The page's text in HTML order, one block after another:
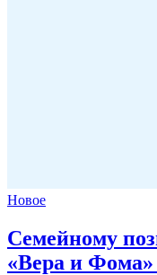
Новое
Семейному
«Вера и Фома»